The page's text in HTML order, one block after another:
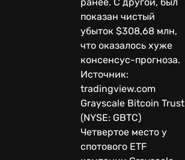
показан чистый
убыток $308,68 млн,
что оказалось хуже
консенсус-прогноза.
Источник:
tradingview.com
Grayscale Bitcoin Trust
(NYSE: GBTC)
Четвертое место у
спотового ETF